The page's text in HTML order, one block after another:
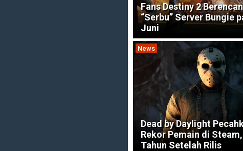
Fans Destiny 2
“Serbu” Server Bungie
Juni
News
Dead by Daylight
Rekor Pemain di
Tahun Setelah Rilis